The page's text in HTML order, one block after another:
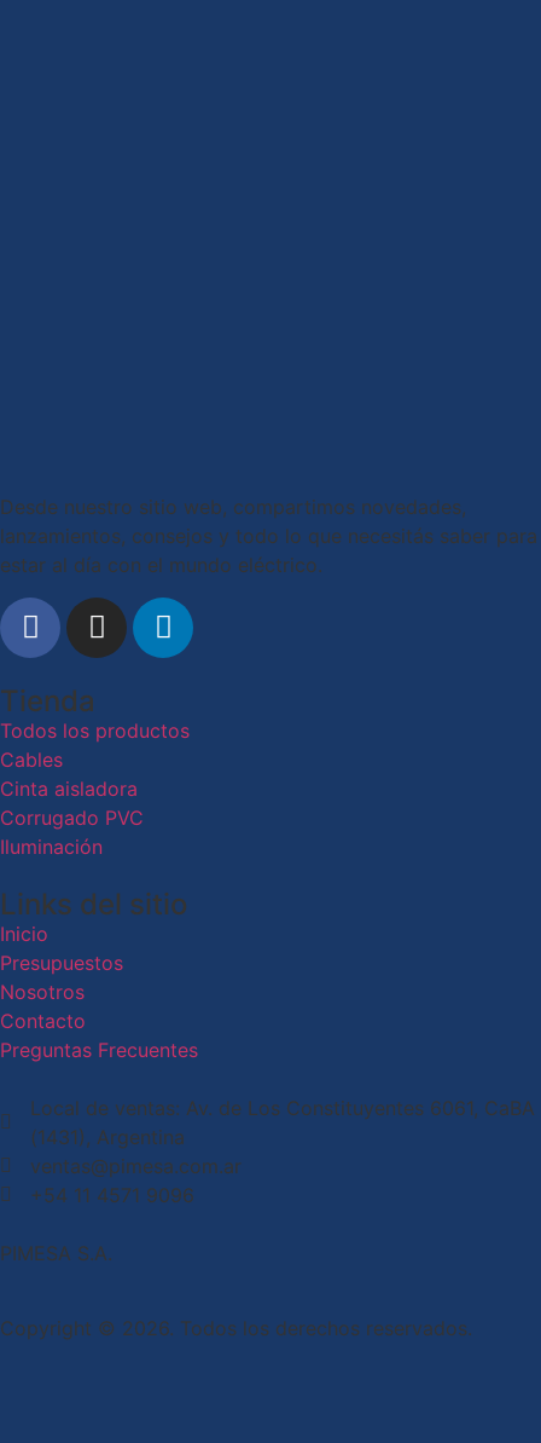
Desde nuestro sitio web, compartimos novedades,
lanzamientos, consejos y todo lo que necesitás saber para
estar al día con el mundo eléctrico.
Tienda
Todos los productos
Cables
Cinta aisladora
Corrugado PVC
Iluminación
Links del sitio
Inicio
Presupuestos
Nosotros
Contacto
Preguntas Frecuentes
Local de ventas: Av. de Los Constituyentes 6061, CaBA
(1431), Argentina
ventas@pimesa.com.ar
+54 11 4571 9096
PIMESA S.A.
Copyright © 2026. Todos los derechos reservados.